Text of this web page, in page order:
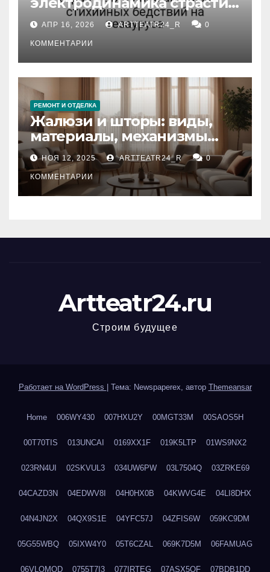
влияние анализа
стихийных бедствий на
тезауруса
АПР 16, 2026 ARTTEATR24_R 0
КОММЕНТАРИИ
РЕМОНТ И ОТДЕЛКА
Жалюзи и шторы: виды,
материалы, механизмы
управления и уход
НОЯ 12, 2025 ARTTEATR24_R 0
КОММЕНТАРИИ
Artteatr24.ru
Строим будущее
Работает на WordPress Тема: Newspaperex, автор Themeansar
Home 006WY430 007HXU2Y 00MGT33M 00SAOS5H
00T70TIS 013UNCAI 0169XX1F 019K5LTP 01WS9NX2
023RN4UI 02SKVUL3 034UW6PW 03L7504Q 03ZRKE69
04CAZD3N 04EDWV8I 04H0HX0B 04KWVG4E 04LI8DHX
04N4JN2X 04QX9S1E 04YFC57J 04ZFIS6W 059KC9DM
05G55WBQ 05IXW4Y0 05T6CZAL 069K7D5M 06FAMUAG
06VLOMOD 0755T7I3 077IRTEG 07ASX5QF 07BDB1DD